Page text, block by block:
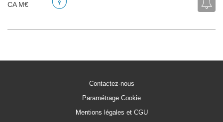
CA M€
Contactez-nous
Paramétrage Cookie
Mentions légales et CGU